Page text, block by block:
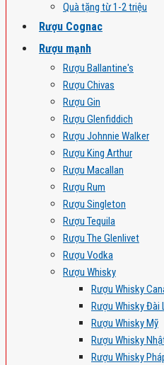
Quà tặng từ 1-2 triệu
Rượu Cognac
Rượu mạnh
Rượu Ballantine's
Rượu Chivas
Rượu Gin
Rượu Glenfiddich
Rượu Johnnie Walker
Rượu King Arthur
Rượu Macallan
Rượu Rum
Rượu Singleton
Rượu Tequila
Rượu The Glenlivet
Rượu Vodka
Rượu Whisky
Rượu Whisky
Rượu Whisky Đài
Rượu Whisky Mỹ
Rượu Whisky
Rượu Whisky